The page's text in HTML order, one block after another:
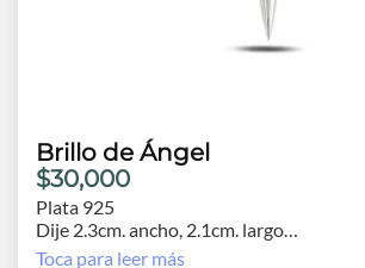
Brillo de Ángel
$30,000
Plata 925
Dije 2.3cm. ancho, 2.1cm. largo
Cadena 41cm. extensión 3.0cm.
Toca para leer más